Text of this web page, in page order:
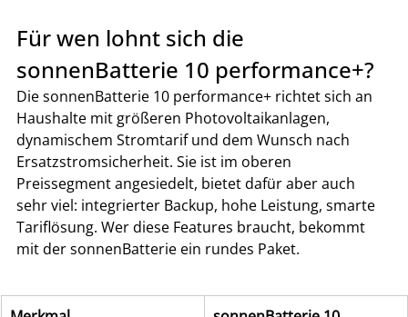
Für wen lohnt sich die
sonnenBatterie 10 performance+?
Die sonnenBatterie 10 performance+ richtet sich an
Haushalte mit größeren Photovoltaikanlagen,
dynamischem Stromtarif und dem Wunsch nach
Ersatzstromsicherheit. Sie ist im oberen
Preissegment angesiedelt, bietet dafür aber auch
sehr viel: integrierter Backup, hohe Leistung, smarte
Tariflösung. Wer diese Features braucht, bekommt
mit der sonnenBatterie ein rundes Paket.